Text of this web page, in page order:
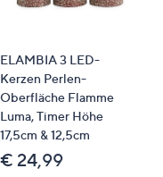
ELAMBIA 3 LED-
Kerzen Perlen-
Oberfläche Flamme
Luma, Timer Höhe
17,5cm & 12,5cm
€ 24,99